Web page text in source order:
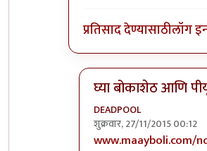
प्रतिसाद देण्यासाठीलॉग
घ्या बोकाशेठ आणि
DEADPOOL
शुक्रवार, 27/11/2015 00:12
In reply toआयला तो
www.maayboli.com/